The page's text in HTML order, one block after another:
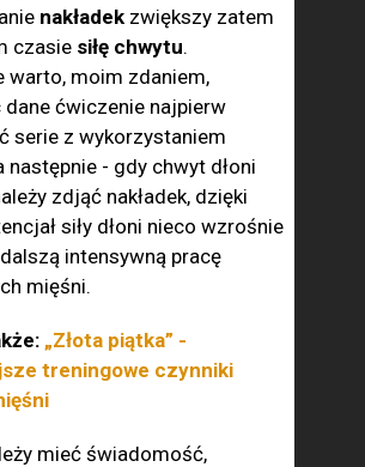
nakładek zwiększy zatem
czasie siłę chwytu.
warto, moim zdaniem,
ćwiczenie najpierw
serie z wykorzystaniem
następnie - gdy chwyt dłoni
zdjąć nakładek, dzięki
siły dłoni nieco wzrośnie
intensywną pracę
mięśni.
„Złota piątka” -
treningowe czynniki
mieć świadomość,